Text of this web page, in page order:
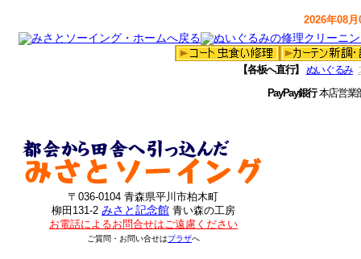
2026年08
【各板へ直行】 ぬいぐるみ
PayPay銀行本店営
〒036-0104 青森県平川市柏木町
柳田131-2 みさと記念館 青い森の工房
お電話によるお問合せはご遠慮ください
ご質問・お問い合せはプラザへ